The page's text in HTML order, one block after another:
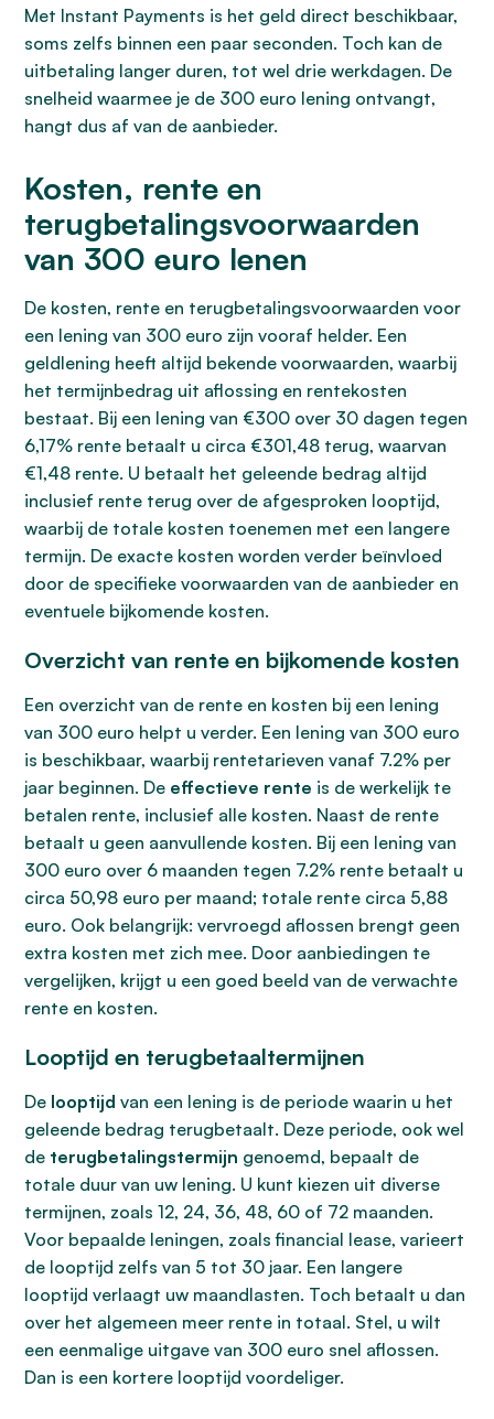
Met Instant Payments is het geld direct beschikbaar,
soms zelfs binnen een paar seconden. Toch kan de
uitbetaling langer duren, tot wel drie werkdagen. De
snelheid waarmee je de 300 euro lening ontvangt,
hangt dus af van de aanbieder.
Kosten, rente en
terugbetalingsvoorwaarden
van 300 euro lenen
De kosten, rente en terugbetalingsvoorwaarden voor
een lening van 300 euro zijn vooraf helder. Een
geldlening heeft altijd bekende voorwaarden, waarbij
het termijnbedrag uit aflossing en rentekosten
bestaat. Bij een lening van €300 over 30 dagen tegen
6,17% rente betaalt u circa €301,48 terug, waarvan
€1,48 rente. U betaalt het geleende bedrag altijd
inclusief rente terug over de afgesproken looptijd,
waarbij de totale kosten toenemen met een langere
termijn. De exacte kosten worden verder beïnvloed
door de specifieke voorwaarden van de aanbieder en
eventuele bijkomende kosten.
Overzicht van rente en bijkomende kosten
Een overzicht van de rente en kosten bij een lening
van 300 euro helpt u verder. Een lening van 300 euro
is beschikbaar, waarbij rentetarieven vanaf 7.2% per
jaar beginnen. De effectieve rente is de werkelijk te
betalen rente, inclusief alle kosten. Naast de rente
betaalt u geen aanvullende kosten. Bij een lening van
300 euro over 6 maanden tegen 7.2% rente betaalt u
circa 50,98 euro per maand; totale rente circa 5,88
euro. Ook belangrijk: vervroegd aflossen brengt geen
extra kosten met zich mee. Door aanbiedingen te
vergelijken, krijgt u een goed beeld van de verwachte
rente en kosten.
Looptijd en terugbetaaltermijnen
De looptijd van een lening is de periode waarin u het
geleende bedrag terugbetaalt. Deze periode, ook wel
de terugbetalingstermijn genoemd, bepaalt de
totale duur van uw lening. U kunt kiezen uit diverse
termijnen, zoals 12, 24, 36, 48, 60 of 72 maanden.
Voor bepaalde leningen, zoals financial lease, varieert
de looptijd zelfs van 5 tot 30 jaar. Een langere
looptijd verlaagt uw maandlasten. Toch betaalt u dan
over het algemeen meer rente in totaal. Stel, u wilt
een eenmalige uitgave van 300 euro snel aflossen.
Dan is een kortere looptijd voordeliger.